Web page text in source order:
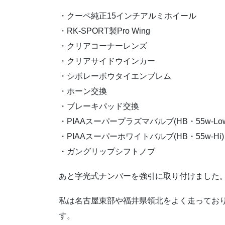
・クーペ純正15インチアルミホイール
・RK-SPORT製Pro Wing
・クリアコーナーレンズ
・クリアサイドウインカー
・シボレーボウタイエンブレム
・ホーン交換
・ブレーキパッド交換
・PIAAスーパープラズマバルブ(HB・55w-
・PIAAスーパーホワイトバルブ(HB・55w-Hi)
・ガングリップシフトノブ
あと字光式ナンバーを強引に取り付けました。
私は名古屋東部や福井県領北をよく走ってお
す。